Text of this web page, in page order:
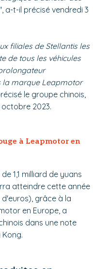
a-t-il précisé vendredi 3
filiales de Stellantis les
de tous les véhicules
la marque Leapmotor
le groupe chinois,
2023.
à Leapmotor en
1,1 milliard de yuans
atteindre cette année
d'euros), grâce à la
en Europe, a
dans une note